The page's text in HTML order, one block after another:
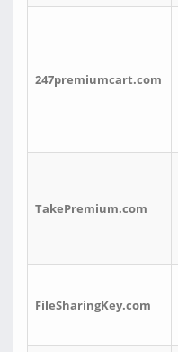
247premiumcart.com
TakePremium.com
FileSharingKey.com